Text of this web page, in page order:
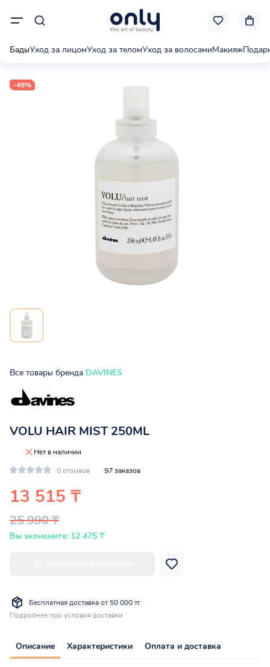
БадыУход за лицомУход за теломУход за волосамиМакияж
-48%
Все товары бренда DAVINES
VOLU HAIR MIST 250ML
Нет в наличии
0 отзывов
97 заказов
13 515 ₸
25 990 ₸
Вы экономите: 12 475 ₸
Бесплатная доставка от 50 000 тг.
Подробнее про условия доставки
Описание Характеристики Оплата и доставка